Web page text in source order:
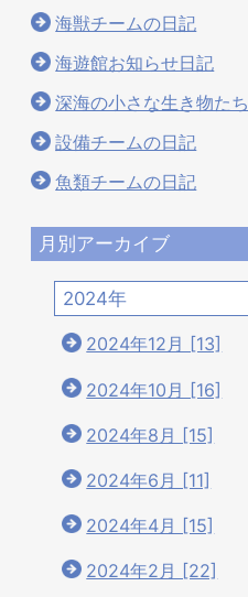
海獣チームの日記
海遊館お知らせ日記
深海の小さな生き物たち
設備チームの日記
魚類チームの日記
月別アーカイブ
2024年
2024年12月 [13]
2024年10月 [16]
2024年8月 [15]
2024年6月 [11]
2024年4月 [15]
2024年2月 [22]